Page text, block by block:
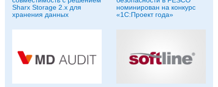
Sharx Storage 2.x для
хранения данных
номинирован на конкурс
«1С:Проект года»